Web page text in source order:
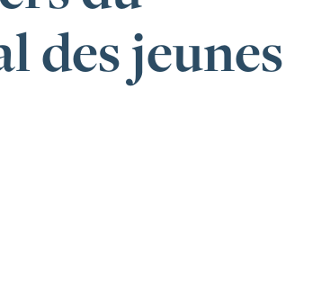
des jeunes